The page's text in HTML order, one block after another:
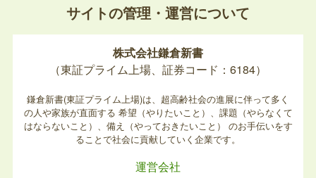
サイトの管理・運営について
株式会社鎌倉新書
（東証プライム上場、証券コード：6184）
鎌倉新書(東証プライム上場)は、超高齢社会の進展に伴って多く
の人や家族が直面する 希望（やりたいこと）、課題（やらなくて
はならないこと）、備え（やっておきたいこと）
のお手伝いをす
ることで社会に貢献していく企業です。
運営会社